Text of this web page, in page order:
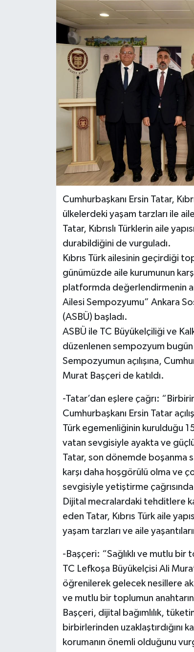
Cumhurbaşkanı Ersin Tatar,
ülkelerdeki yaşam tarzları ile
Tatar, Kıbrıslı Türklerin aile
durabildiğini de vurguladı.
Kıbrıs Türk ailesinin geçirdiği
günümüzde aile kurumunun
platformda değerlendirmenin
Ailesi Sempozyumu” Ankara
(ASBÜ) başladı.
ASBÜ ile TC Büyükelçiliği ve
düzenlenen sempozyum bugün
Sempozyumun açılışına,
Murat Başçeri de katıldı.
-Tatar’dan eşlere çağrı:
Cumhurbaşkanı Ersin Tatar
Türk egemenliğinin kurulduğu
vatan sevgisiyle ayakta ve
Tatar, son dönemde boşanma
karşı daha hoşgörülü olma ve
sevgisiyle yetiştirme
Dijital mecralardaki tehditlere
eden Tatar, Kıbrıs Türk aile
yaşam tarzları ve aile
-Başçeri: “Sağlıklı ve mutlu bir
TC Lefkoşa Büyükelçisi Ali
öğrenilerek gelecek nesillere
ve mutlu bir toplumun
Başçeri, dijital bağımlılık,
birbirlerinden uzaklaştırdığını
korumanın önemli olduğunu